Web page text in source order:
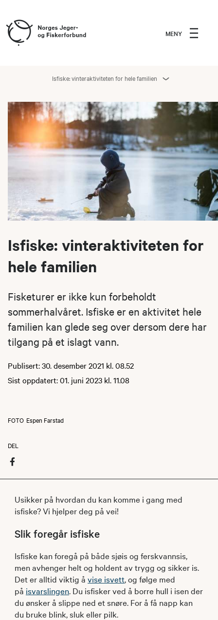
MENY
Isfiske: vinteraktiviteten for hele familien
Isfiske: vinteraktiviteten for
hele familien
Fisketurer er ikke kun forbeholdt
sommerhalvåret. Isfiske er en aktivitet hele
familien kan glede seg over dersom dere har
tilgang på et islagt vann.
Publisert: 30. desember 2021 kl. 08.52
Sist oppdatert: 01. juni 2023 kl. 11.08
FOTO Espen Farstad
DEL
Usikker på hvordan du kan komme i gang med
isfiske? Vi hjelper deg på vei!​
Slik foregår isfiske
Isfiske kan foregå på både sjøis og ferskvannsis,
men avhenger helt og holdent av trygg og sikker is.
Det er alltid viktig å vise isvett, og følge med
på isvarslingen. Du isfisker ved å borre hull i isen der
du ønsker å slippe ned et snøre. For å få napp kan
du bruke blink, sluk eller pilk.